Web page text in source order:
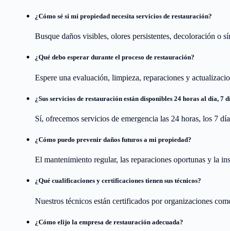
¿Cómo sé si mi propiedad necesita servicios de restauración?
Busque daños visibles, olores persistentes, decoloración o
¿Qué debo esperar durante el proceso de restauración?
Espere una evaluación, limpieza, reparaciones y
¿Sus servicios de restauración están disponibles 24 horas al día, 7
Sí, ofrecemos servicios de emergencia las 24 horas, los 7
¿Cómo puedo prevenir daños futuros a mi propiedad?
El mantenimiento regular, las reparaciones oportunas y la
¿Qué cualificaciones y certificaciones tienen sus técnicos?
Nuestros técnicos están certificados por organizaciones
¿Cómo elijo la empresa de restauración adecuada?